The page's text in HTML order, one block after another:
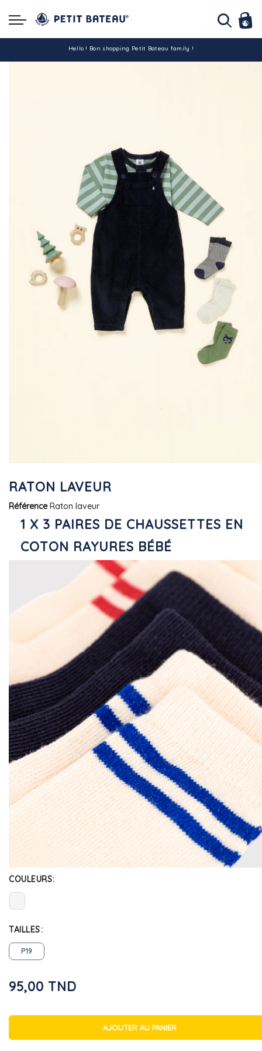
Hello ! Bon shopping Petit Bateau family !
RATON LAVEUR
Référence Raton laveur
1 X 3 PAIRES DE CHAUSSETTES EN
COTON RAYURES BÉBÉ
COULEURS
TAILLES
P19
95,00 TND
AJOUTER AU PANIER